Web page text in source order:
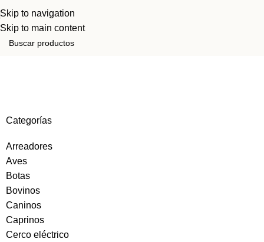
Skip to navigation
Skip to main content
Categorías
Arreadores
Aves
Botas
Bovinos
Caninos
Caprinos
Cerco eléctrico